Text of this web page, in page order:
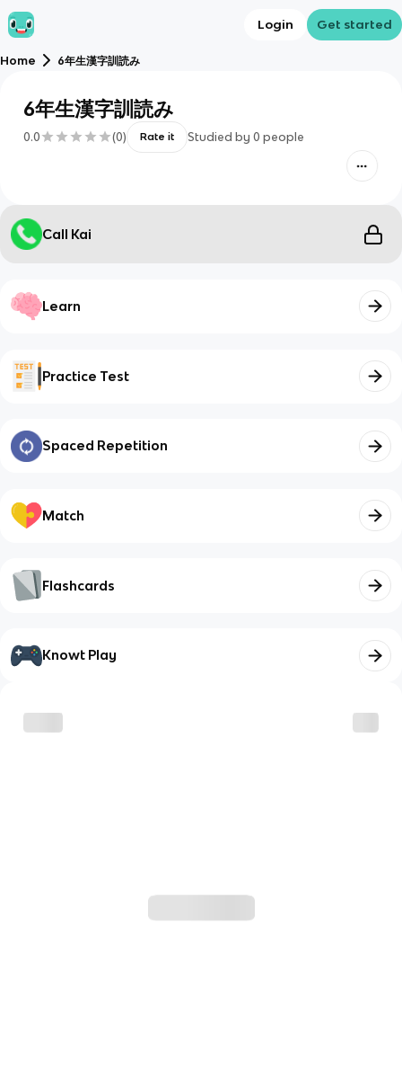
Login Get started
Home 6年生漢字訓読み
6年生漢字訓読み
0.0 (0) Rate it Studied by 0 people
Call Kai
Learn
Practice Test
Spaced Repetition
Match
Flashcards
Knowt Play